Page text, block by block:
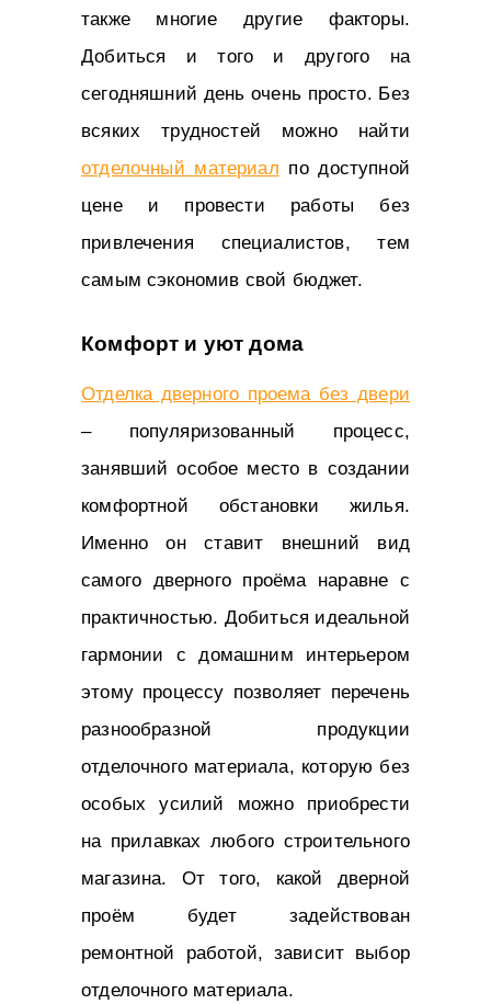
также многие другие факторы.
Добиться и того и другого на
сегодняшний день очень просто. Без
всяких трудностей можно найти
отделочный материал по доступной
цене и провести работы без
привлечения специалистов, тем
самым сэкономив свой бюджет.
Комфорт и уют дома
Отделка дверного проема без двери
– популяризованный процесс,
занявший особое место в создании
комфортной обстановки жилья.
Именно он ставит внешний вид
самого дверного проёма наравне с
практичностью. Добиться идеальной
гармонии с домашним интерьером
этому процессу позволяет перечень
разнообразной продукции
отделочного материала, которую без
особых усилий можно приобрести
на прилавках любого строительного
магазина. От того, какой дверной
проём будет задействован
ремонтной работой, зависит выбор
отделочного материала.